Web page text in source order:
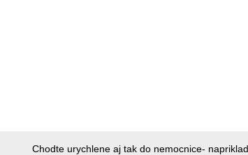
Chodte urychlene aj tak do nemocnice-